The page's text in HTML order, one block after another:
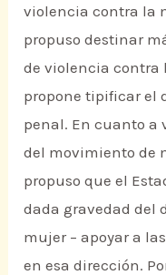
violencia contra la
propuso destinar
de violencia contra
propone tipificar el
penal. En cuanto a
del movimiento de
propuso que el
dada gravedad del
mujer – apoyar a
en esa dirección.